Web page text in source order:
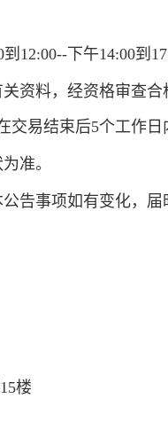
12:00--下午14:00到
资料，经资格审查
易结束后5个工作日
准。
告事项如有变化，届
楼